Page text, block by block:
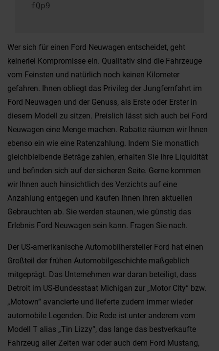
fQp9
Wer sich für einen Ford Neuwagen entscheidet, geht
keinerlei Kompromisse ein. Qualitativ sind die Fahrzeuge
vom Feinsten und natürlich noch keinen Kilometer
gefahren. Ihnen obliegt das Privileg der Jungfernfahrt im
Ford Neuwagen und der Genuss, als Erste oder Erster in
diesem Modell zu sitzen. Preislich lässt sich auch bei Ford
Neuwagen eine Menge machen. Rabatte räumen wir Ihnen
ebenso ein wie eine Ratenzahlung. Indem Sie monatlich
gleichbleibende Beträge zahlen, erhalten Sie Ihre Liquidität
und befinden sich auf der sicheren Seite. Gerne kommen
wir Ihnen auch hinsichtlich des Verzichts auf eine
Anzahlung entgegen und kaufen Ihnen Ihren aktuellen
Gebrauchten ab. Sie werden staunen, wie günstig das
Erlebnis Ford Neuwagen sein kann. Fragen Sie nach.
Der US-amerikanische Automobilhersteller Ford hat einen
Großteil der frühen Automobilgeschichte maßgeblich
mitgeprägt. Das Unternehmen war daran beteiligt, dass
Detroit im US-Bundesstaat Michigan zur „Motor City“ bzw.
„Motown“ avancierte und lieferte zudem immer wieder
automobile Legenden. Die Rede ist unter anderem vom
Modell T alias „Tin Lizzy“, das lange das bestverkaufte
Fahrzeug aller Zeiten war oder auch dem Ford Mustang,